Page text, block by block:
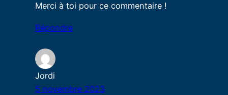
Merci à toi pour ce commentaire !
Répondre
Jordi
5 novembre 2023